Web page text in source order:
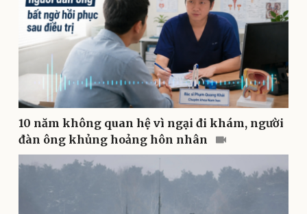
Doanh nghiệp
Thông tin doanh nghiệp
Doanh nghiệp 24h
Doanh nhân
Vì cộng đồng
Công nghệ
Sành điệu
Tin Công nghệ
Trải nghiệm
Chuyển đổi số
10 năm không quan hệ vì ngại đi khám, người
đàn ông khủng hoảng hôn nhân